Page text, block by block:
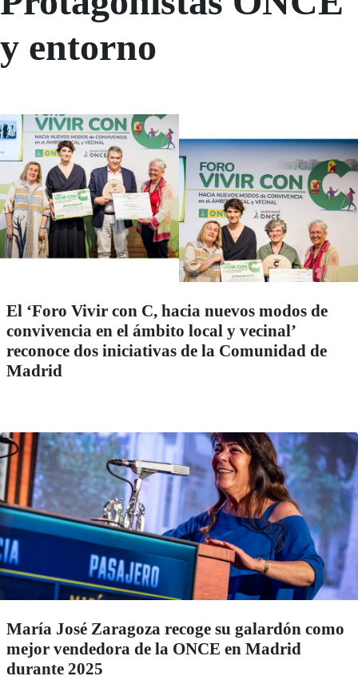
y entorno
El ‘Foro Vivir con C, hacia nuevos modos de
convivencia en el ámbito local y vecinal’
reconoce dos iniciativas de la Comunidad de
Madrid
María José Zaragoza recoge su galardón como
mejor vendedora de la ONCE en Madrid
durante 2025